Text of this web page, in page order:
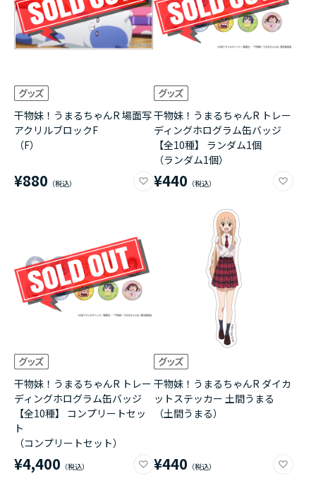
干物妹！うまるちゃんR 場面写
アクリルブロックF
（F）
¥880
干物妹！うまるちゃんR トレー
ディングホログラム缶バッジ
【全10種】 ランダム1個
（ランダム1個）
¥440
干物妹！うまるちゃんR トレー
ディングホログラム缶バッジ
【全10種】 コンプリートセッ
ト
（コンプリートセット）
¥4,400
干物妹！うまるちゃんR ダイカ
ットステッカー 土間うまる
（土間うまる）
¥440